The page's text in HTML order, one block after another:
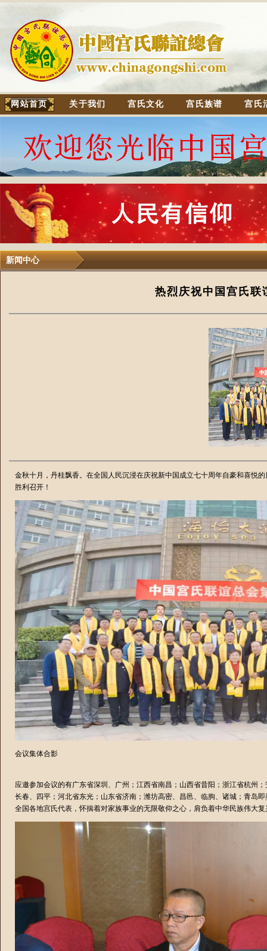
网站首页 关于我们 宫氏文化 宫氏族谱 宫氏
新闻中心
热烈庆祝中国宫氏联
金秋十月，丹桂飘香。在全国人民沉浸在庆祝新中国成立七十周年自豪和喜悦
胜利召开！
会议集体合影
应邀参加会议的有广东省深圳、广州；江西省南昌；山西省昔阳；浙江省杭州
长春、四平；河北省东光；山东省济南；潍坊高密、昌邑、临朐、诸城；青岛
全国各地宫氏代表，怀揣着对家族事业的无限敬仰之心，肩负着中华民族伟大